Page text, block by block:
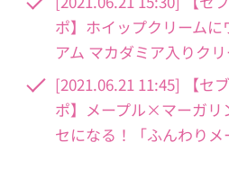
ポ】ホイップクリーム
アム マカダミア入りクリ
[2021.06.21 11:45] 【セ
ポ】メープル×マーガリ
セになる！「ふんわりメ